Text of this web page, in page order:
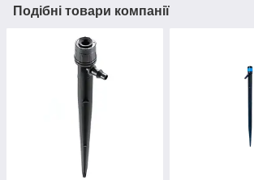
Подібні товари компанії